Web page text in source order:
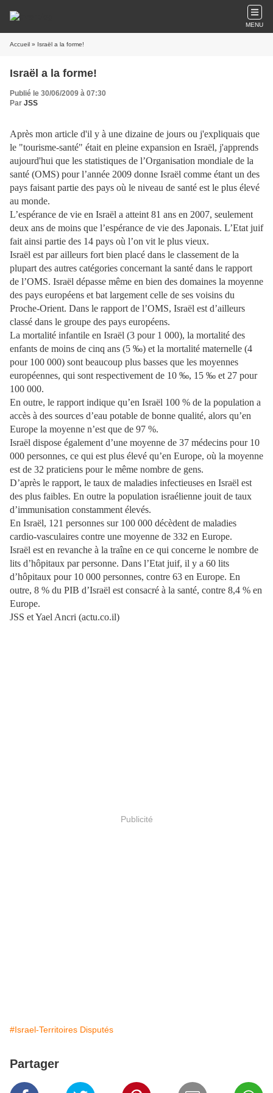
MENU
Accueil » Israël a la forme!
Israël a la forme!
Publié le 30/06/2009 à 07:30
Par JSS
Après mon article d'il y à une dizaine de jours ou j'expliquais que
le "tourisme-santé" était en pleine expansion en Israël, j'apprends
aujourd'hui que les statistiques de l’Organisation mondiale de la
santé (OMS) pour l’année 2009 donne Israël comme étant un des
pays faisant partie des pays où le niveau de santé est le plus élevé
au monde.
L’espérance de vie en Israël a atteint 81 ans en 2007, seulement
deux ans de moins que l’espérance de vie des Japonais. L’Etat juif
fait ainsi partie des 14 pays où l’on vit le plus vieux.
Israël est par ailleurs fort bien placé dans le classement de la
plupart des autres catégories concernant la santé dans le rapport
de l’OMS. Israël dépasse même en bien des domaines la moyenne
des pays européens et bat largement celle de ses voisins du
Proche-Orient. Dans le rapport de l’OMS, Israël est d’ailleurs
classé dans le groupe des pays européens.
La mortalité infantile en Israël (3 pour 1 000), la mortalité des
enfants de moins de cinq ans (5 ‰) et la mortalité maternelle (4
pour 100 000) sont beaucoup plus basses que les moyennes
européennes, qui sont respectivement de 10 ‰, 15 ‰ et 27 pour
100 000.
En outre, le rapport indique qu’en Israël 100 % de la population a
accès à des sources d’eau potable de bonne qualité, alors qu’en
Europe la moyenne n’est que de 97 %.
Israël dispose également d’une moyenne de 37 médecins pour 10
000 personnes, ce qui est plus élevé qu’en Europe, où la moyenne
est de 32 praticiens pour le même nombre de gens.
D’après le rapport, le taux de maladies infectieuses en Israël est
des plus faibles. En outre la population israélienne jouit de taux
d’immunisation constamment élevés.
En Israël, 121 personnes sur 100 000 décèdent de maladies
cardio-vasculaires contre une moyenne de 332 en Europe.
Israël est en revanche à la traîne en ce qui concerne le nombre de
lits d’hôpitaux par personne. Dans l’Etat juif, il y a 60 lits
d’hôpitaux pour 10 000 personnes, contre 63 en Europe. En
outre, 8 % du PIB d’Israël est consacré à la santé, contre 8,4 % en
Europe.
JSS et Yael Ancri (actu.co.il)
Publicité
#Israel-Territoires Disputés
Partager